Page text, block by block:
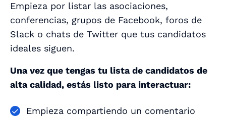
Empieza por listar las asociaciones,
conferencias, grupos de Facebook, foros de
Slack o chats de Twitter que tus candidatos
ideales siguen.
Una vez que tengas tu lista de candidatos de
alta calidad, estás listo para interactuar:
Empieza compartiendo un comentario